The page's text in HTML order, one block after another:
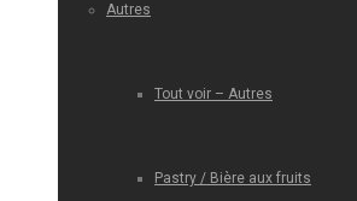
Autres
Tout voir – Autres
Pastry / Bière aux fruits